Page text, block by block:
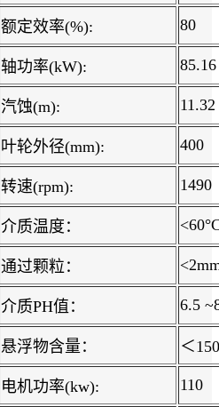
额定效率(%): 80
轴功率(kW): 85.16
汽蚀(m): 11.32
叶轮外径(mm): 400
转速(rpm): 1490
介质温度：
通过颗粒：
介质PH值： 6.5
悬浮物含量： ＜
电机功率(kw): 110